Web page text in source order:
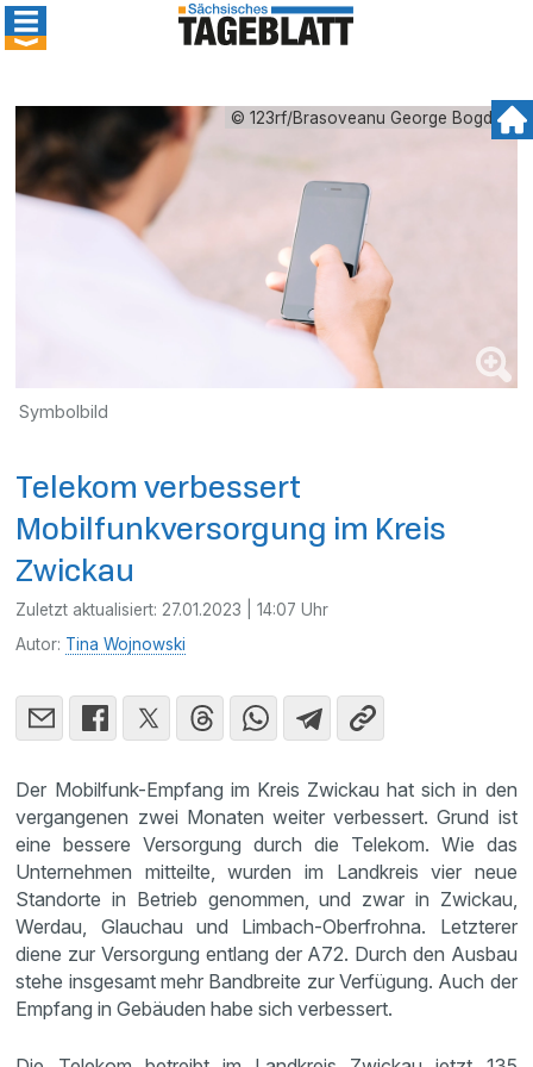
© 123rf/Brasoveanu George Bogdan
Symbolbild
Telekom verbessert
Mobilfunkversorgung im Kreis
Zwickau
Zuletzt aktualisiert: 27.01.2023 | 14:07 Uhr
Autor: Tina Wojnowski
Der Mobilfunk-Empfang im Kreis Zwickau hat sich in den
vergangenen zwei Monaten weiter verbessert. Grund ist
eine bessere Versorgung durch die Telekom. Wie das
Unternehmen mitteilte, wurden im Landkreis vier neue
Standorte in Betrieb genommen, und zwar in Zwickau,
Werdau, Glauchau und Limbach-Oberfrohna. Letzterer
diene zur Versorgung entlang der A72. Durch den Ausbau
stehe insgesamt mehr Bandbreite zur Verfügung. Auch der
Empfang in Gebäuden habe sich verbessert.